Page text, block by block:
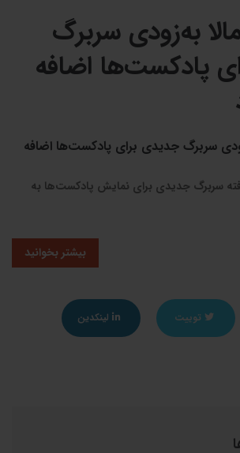
به‌زودی سربرگ
پادکست‌ها اضافه
سربرگ جدیدی برای نمایش پادکست‌ها به
بیشتر بخوانید
توییت لینکدین